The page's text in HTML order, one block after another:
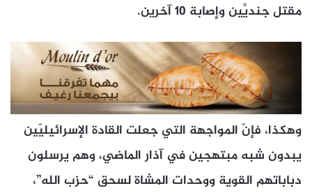
مقتل جنديَّين وإصابة 10 آخرين.
وهكذا، فإنّ المواجهة التي جعلت القادة الإسرائيليّين
يبدون شبه مبتهجين في آذار الماضي، وهم يرسلون
دباباتهم القوية ووحدات المشاة لسحق “حزب الله”،